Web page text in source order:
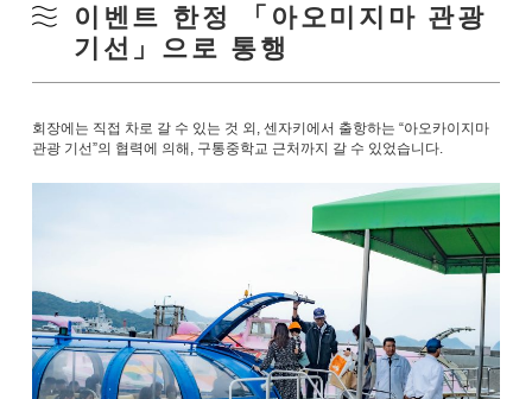
이벤트 한정 「아오미지마 관광
기선」으로 통행
회장에는 직접 차로 갈 수 있는 것 외, 센자키에서 출항하는 “아오카이지마
관광 기선”의 협력에 의해, 구통중학교 근처까지 갈 수 있었습니다.